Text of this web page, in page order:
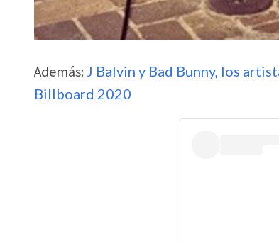
Además: J Balvin y Bad Bunny, los
Billboard 2020